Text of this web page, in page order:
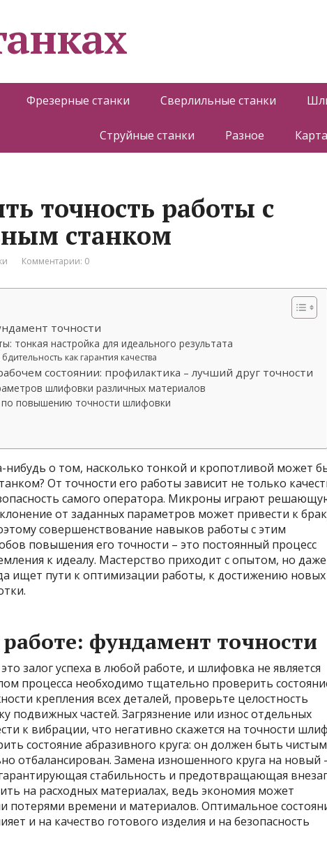
Фрезерные станки Сверлильные станки
Струйные станки Разное
точность работы с
станком
Комментарии: 0
точности
тонкая настройка для идеального результата
как гарантия качества
состоянии: профилактика – лучший друг точности
шлифовки различных материалов
по повышению точности шлифовки
нибудь о том, насколько тонкой и кропотливой может
От точности его работы зависит не только
самого оператора. Микроны играют
от заданных параметров может привести к
совершенствование навыков работы с этим
повышения его точности – это постоянный процесс
к идеалу. Мастерство приходит с опытом, но даже
ищет пути к оптимизации работы, к достижению новых
фундамент точности
залог успеха в любой работе, и шлифовка не является
процесса необходимо тщательно проверить
крепления всех деталей, проверьте целостность
подвижных частей. Загрязнение или износ отдельных
к вибрации, что негативно скажется на точности
состояние абразивного круга: он должен быть
отбалансирован. Замена изношенного круга на новый
стабильность и предотвращающая
на расходных материалах, ведь экономия может
потерями времени и материалов. Оптимальное
и на качество готового изделия и на безопасность